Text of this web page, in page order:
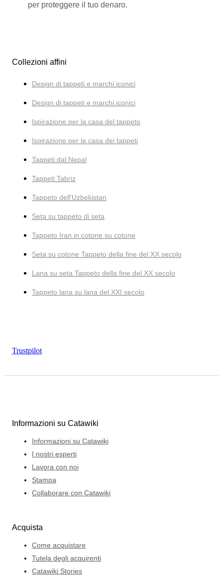
per proteggere il tuo denaro.
Collezioni affini
Design di tappeti e marchi iconici
Design di tappeti e marchi iconici
Ispirazione per la casa del tappeto
Ispirazione per la casa dei tappeti
Tappeti dal Nepal
Tappeti Tabriz
Tappeto dell'Uzbekistan
Seta su tappeto di seta
Tappeto Iran in cotone su cotone
Seta su cotone Tappeto della fine del XX secolo
Lana su seta Tappeto della fine del XX secolo
Tappeto lana su lana del XXI secolo
Trustpilot
Informazioni su Catawiki
Informazioni su Catawiki
I nostri esperti
Lavora con noi
Stampa
Collaborare con Catawiki
Acquista
Come acquistare
Tutela degli acquirenti
Catawiki Stories